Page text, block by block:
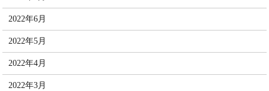
2022年6月
2022年5月
2022年4月
2022年3月